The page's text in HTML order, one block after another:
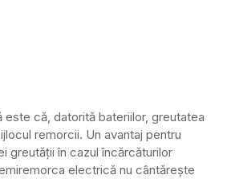
este că, datorită bateriilor, greutatea
remorcii. Un avantaj pentru
greutății în cazul încărcăturilor
electrică nu cântărește